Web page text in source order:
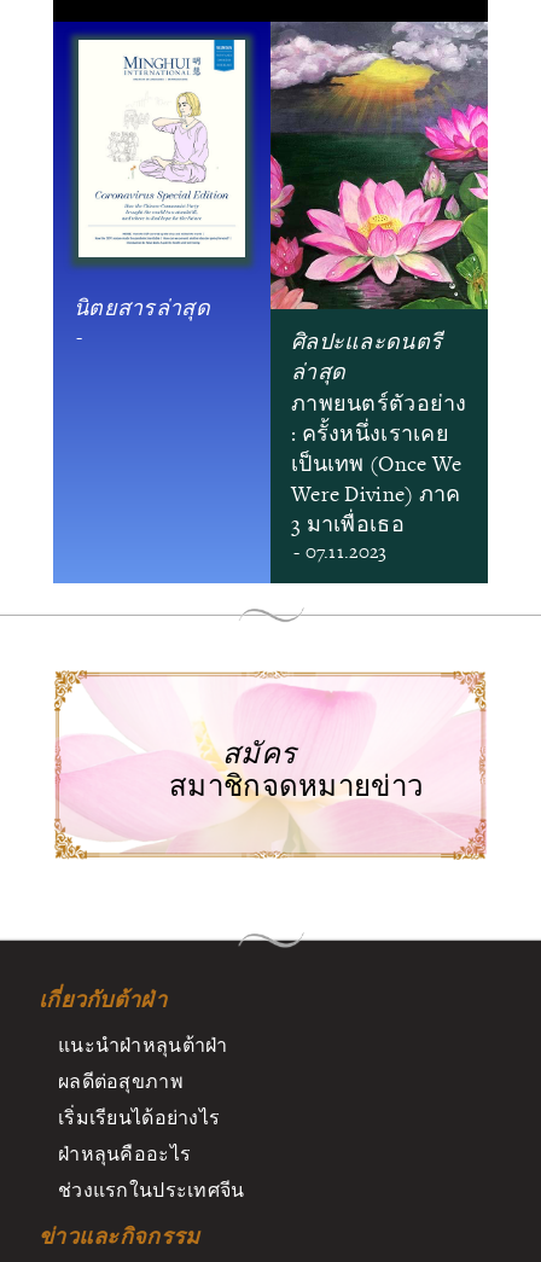
นิตยสารล่าสุด
-
ศิลปะและดนตรี
ล่าสุด
ภาพยนตร์ตัวอย่าง
: ครั้งหนึ่งเราเคย
เป็นเทพ (Once We
Were Divine) ภาค
3 มาเพื่อเธอ
- 07.11.2023
สมัคร
สมาชิกจดหมายข่าว
เกี่ยวกับต้าฝ่า
แนะนำฝ่าหลุนต้าฝ่า
ผลดีต่อสุขภาพ
เริ่มเรียนได้อย่างไร
ฝ่าหลุนคืออะไร
ช่วงแรกในประเทศจีน
ข่าวและกิจกรรม